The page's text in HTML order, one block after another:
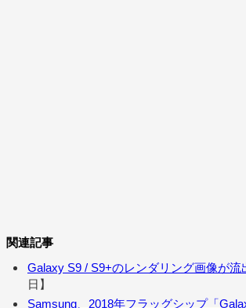
関連記事
Galaxy S9 / S9+のレンダリング画像が流
日】
Samsung、2018年フラッグシップ「